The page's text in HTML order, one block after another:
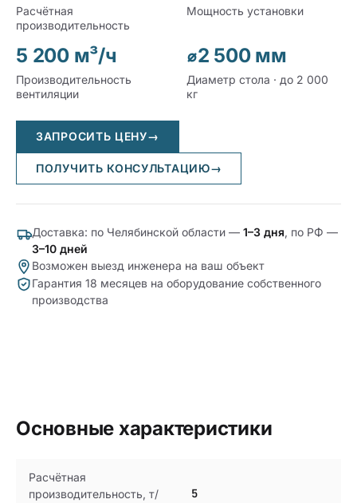
Расчётная
производительность
Мощность установки
5 200 м³/ч
Производительность
вентиляции
⌀2 500 мм
Диаметр стола · до 2 000
кг
ЗАПРОСИТЬ ЦЕНУ→
ПОЛУЧИТЬ КОНСУЛЬТАЦИЮ→
Доставка: по Челябинской области — 1–3 дня, по РФ —
3–10 дней
Возможен выезд инженера на ваш объект
Гарантия 18 месяцев на оборудование собственного
производства
Основные характеристики
Расчётная
производительность, т/
5